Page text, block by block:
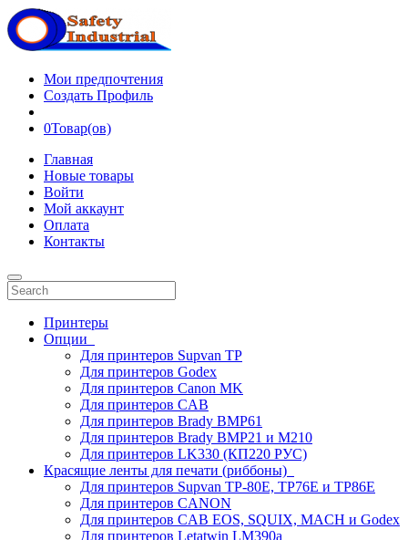
Мои предпочтения
Создать Профиль
0Товар(ов)
Главная
Новые товары
Войти
Мой аккаунт
Оплата
Контакты
Принтеры
Опции
Для принтеров Supvan TP
Для принтеров Godex
Для принтеров Canon MK
Для принтеров CAB
Для принтеров Brady BMP61
Для принтеров Brady BMP21 и M210
Для принтеров LK330 (КП220 РУС)
Красящие ленты для печати (риббоны)
Для принтеров Supvan TP-80E, TP76E и TP86E
Для принтеров CANON
Для принтеров CAB EOS, SQUIX, MACH и Godex
Для принтеров Letatwin LM390a